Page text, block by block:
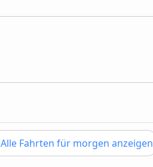
Alle Fahrten für morgen anzeigen